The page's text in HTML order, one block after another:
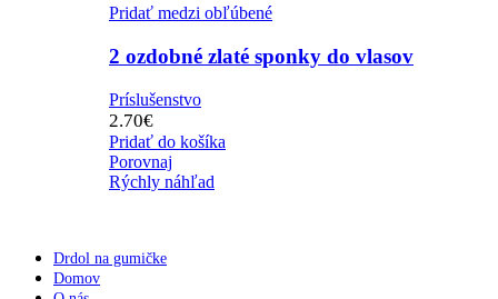
Pridať medzi obľúbené
2 ozdobné zlaté sponky do vlasov
Príslušenstvo
2.70€
Pridať do košíka
Porovnaj
Rýchly náhľad
Drdol na gumičke
Domov